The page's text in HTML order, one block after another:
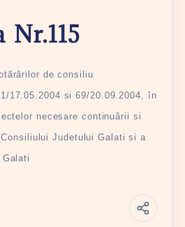
Nr.115
de consiliu
17.05.2004 si 69/20.09.2004, în
necesare continuãrii si
Judetului Galati si a